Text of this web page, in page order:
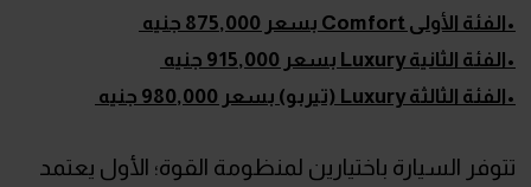
•الفئة الأولى Comfort بسعر 875,000 جنيه
•الفئة الثانية Luxury بسعر 915,000 جنيه
•الفئة الثالثة Luxury (تيربو) بسعر 980,000 جنيه
تتوفر السيارة باختيارين لمنظومة القوة؛ الأول يعتمد